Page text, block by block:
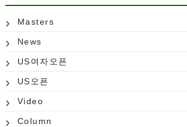
Masters
News
US여자오픈
US오픈
Video
Column